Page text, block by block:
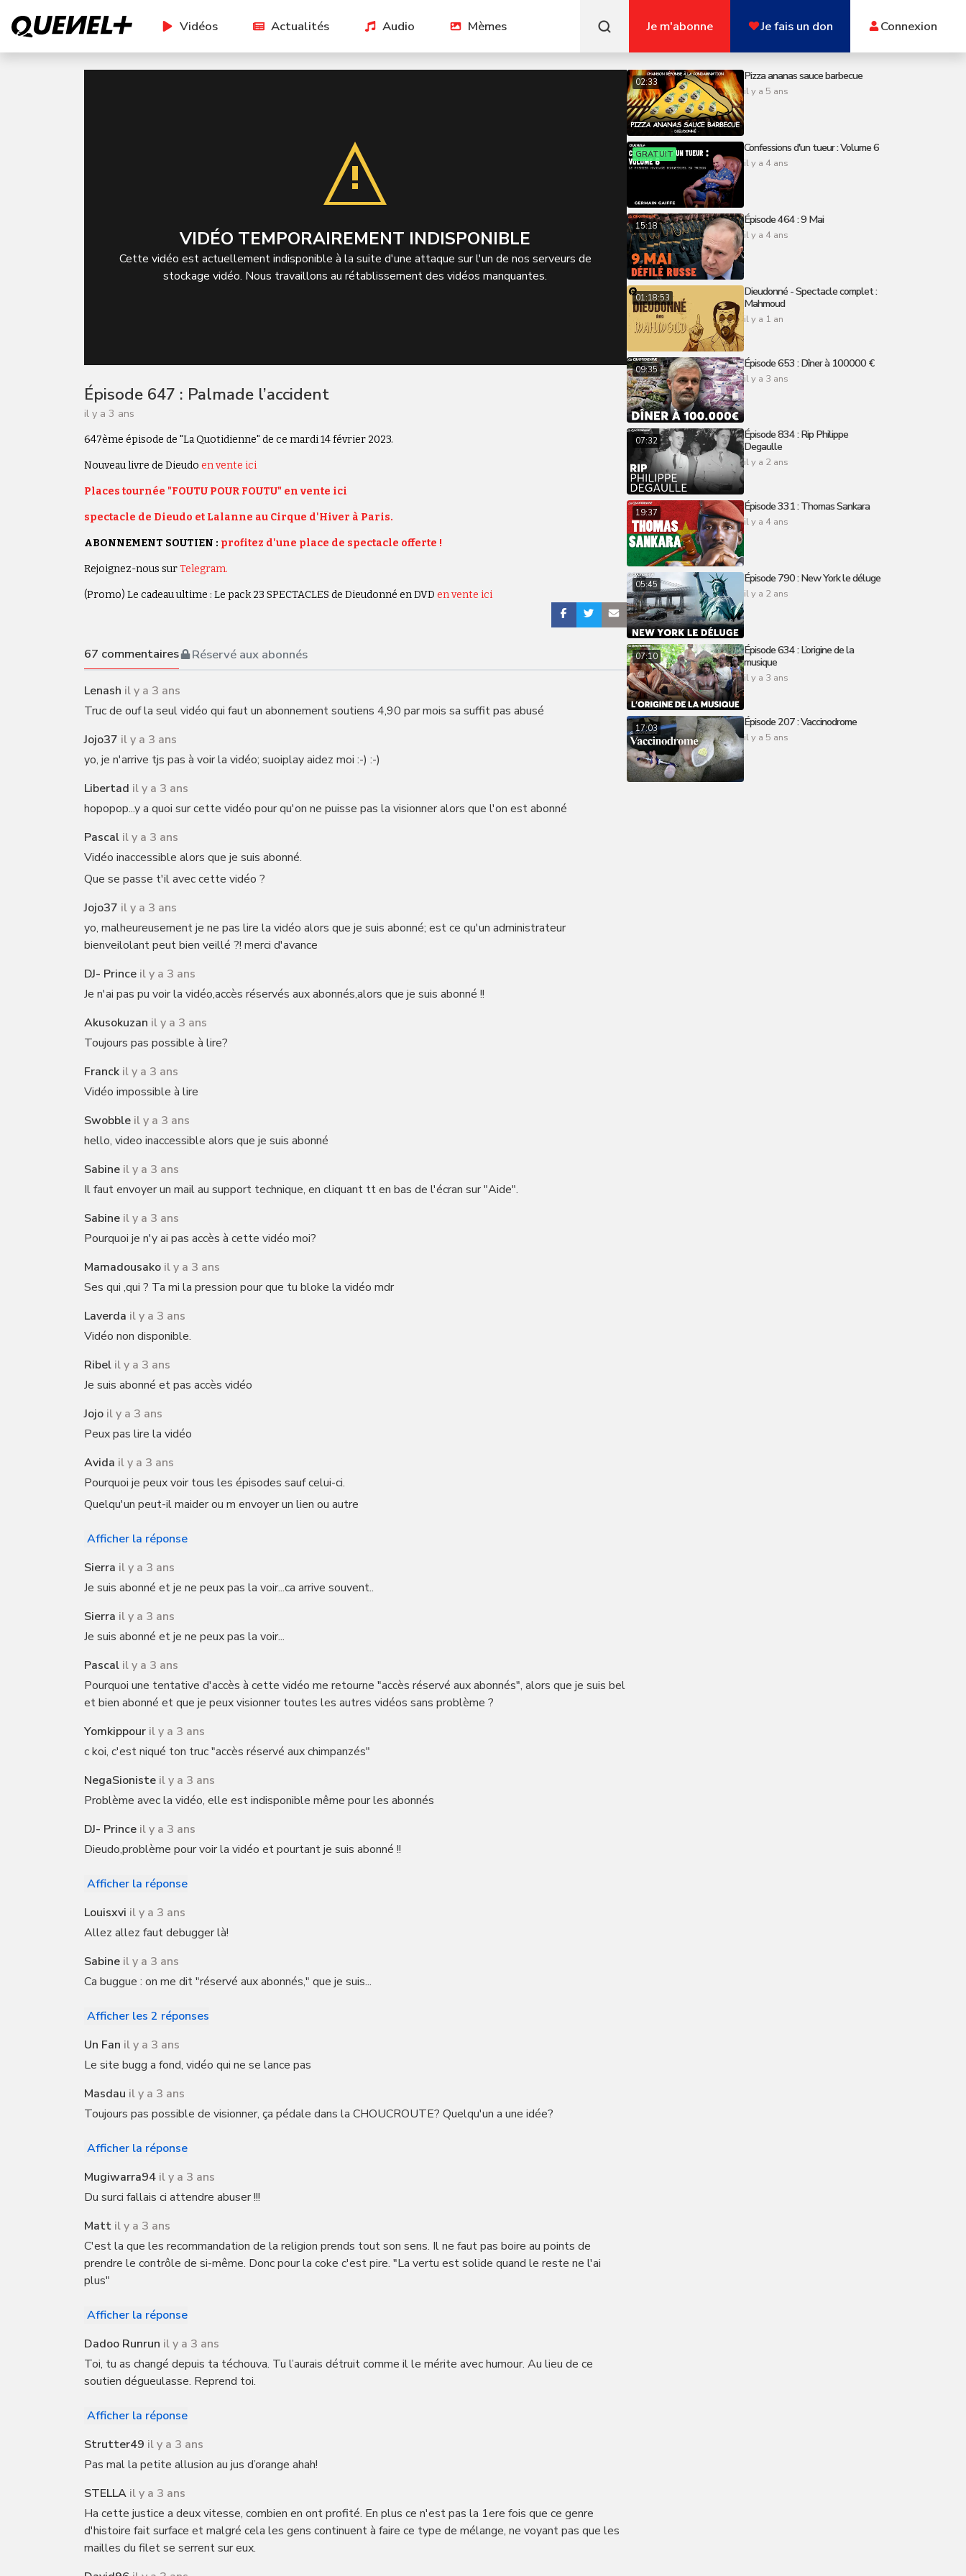
Vidéos Actualités Audio Mèmes Je m'abonne Je fais un don Connexion
VIDÉO TEMPORAIREMENT INDISPONIBLE
Cette vidéo est actuellement indisponible à la suite d'une attaque sur l'un de nos serveurs de
stockage vidéo. Nous travaillons au rétablissement des vidéos manquantes.
Épisode 647 : Palmade l’accident
il y a 3 ans
647ème épisode de "La Quotidienne" de ce mardi 14 février 2023.
Nouveau livre de Dieudo en vente ici
Places tournée "FOUTU POUR FOUTU" en vente ici
spectacle de Dieudo et Lalanne au Cirque d'Hiver à Paris.
ABONNEMENT SOUTIEN : profitez d'une place de spectacle offerte !
Rejoignez-nous surTelegram.
(Promo) Le cadeau ultime : Le pack 23 SPECTACLES de Dieudonné en DVD en vente ici
67 commentaires Réservé aux abonnés
Lenash il y a 3 ans
Truc de ouf la seul vidéo qui faut un abonnement soutiens 4,90 par mois sa suffit pas abusé
Jojo37 il y a 3 ans
yo, je n'arrive tjs pas à voir la vidéo; suoiplay aidez moi :-) :-)
Libertad il y a 3 ans
hopopop...y a quoi sur cette vidéo pour qu'on ne puisse pas la visionner alors que l'on est abonné
Pascal il y a 3 ans
Vidéo inaccessible alors que je suis abonné.
Que se passe t'il avec cette vidéo ?
Jojo37 il y a 3 ans
yo, malheureusement je ne pas lire la vidéo alors que je suis abonné; est ce qu'un administrateur
bienveilolant peut bien veillé ?! merci d'avance
DJ- Prince il y a 3 ans
Je n'ai pas pu voir la vidéo,accès réservés aux abonnés,alors que je suis abonné !!
Akusokuzan il y a 3 ans
Toujours pas possible à lire?
Franck il y a 3 ans
Vidéo impossible à lire
Swobble il y a 3 ans
hello, video inaccessible alors que je suis abonné
Sabine il y a 3 ans
Il faut envoyer un mail au support technique, en cliquant tt en bas de l'écran sur "Aide".
Sabine il y a 3 ans
Pourquoi je n'y ai pas accès à cette vidéo moi?
Mamadousako il y a 3 ans
Ses qui ,qui ? Ta mi la pression pour que tu bloke la vidéo mdr
Laverda il y a 3 ans
Vidéo non disponible.
Ribel il y a 3 ans
Je suis abonné et pas accès vidéo
Jojo il y a 3 ans
Peux pas lire la vidéo
Avida il y a 3 ans
Pourquoi je peux voir tous les épisodes sauf celui-ci.
Quelqu'un peut-il maider ou m envoyer un lien ou autre
Afficher la réponse
Sierra il y a 3 ans
Je suis abonné et je ne peux pas la voir...ca arrive souvent..
Sierra il y a 3 ans
Je suis abonné et je ne peux pas la voir...
Pascal il y a 3 ans
Pourquoi une tentative d'accès à cette vidéo me retourne "accès réservé aux abonnés", alors que je suis bel
et bien abonné et que je peux visionner toutes les autres vidéos sans problème ?
Yomkippour il y a 3 ans
c koi, c'est niqué ton truc "accès réservé aux chimpanzés"
NegaSioniste il y a 3 ans
Problème avec la vidéo, elle est indisponible même pour les abonnés
DJ- Prince il y a 3 ans
Dieudo,problème pour voir la vidéo et pourtant je suis abonné !!
Afficher la réponse
Louisxvi il y a 3 ans
Allez allez faut debugger là!
Sabine il y a 3 ans
Ca buggue : on me dit "réservé aux abonnés," que je suis...
Afficher les 2 réponses
Un Fan il y a 3 ans
Le site bugg a fond, vidéo qui ne se lance pas
Masdau il y a 3 ans
Toujours pas possible de visionner, ça pédale dans la CHOUCROUTE? Quelqu'un a une idée?
Afficher la réponse
Mugiwarra94 il y a 3 ans
Du surci fallais ci attendre abuser !!!
Matt il y a 3 ans
C'est la que les recommandation de la religion prends tout son sens. Il ne faut pas boire au points de
prendre le contrôle de si-même. Donc pour la coke c'est pire. "La vertu est solide quand le reste ne l'ai
plus"
Afficher la réponse
Dadoo Runrun il y a 3 ans
Toi, tu as changé depuis ta téchouva. Tu l’aurais détruit comme il le mérite avec humour. Au lieu de ce
soutien dégueulasse. Reprend toi.
Afficher la réponse
Strutter49 il y a 3 ans
Pas mal la petite allusion au jus d’orange ahah!
STELLA il y a 3 ans
Ha cette justice a deux vitesse, combien en ont profité. En plus ce n'est pas la 1ere fois que ce genre
d'histoire fait surface et malgré cela les gens continuent à faire ce type de mélange, ne voyant pas que les
mailles du filet se serrent sur eux.
02:33 Pizza ananas sauce barbecue
il y a 5 ans
GRATUIT Confessions d'un tueur : Volume 6
il y a 4 ans
15:18 Épisode 464 : 9 Mai
il y a 4 ans
01:18:53
Dieudonné - Spectacle complet :
Mahmoud
il y a 1 an
09:35 Épisode 653 : Dîner à 100000 €
il y a 3 ans
07:32
Épisode 834 : Rip Philippe
Degaulle
il y a 2 ans
19:37 Épisode 331 : Thomas Sankara
il y a 4 ans
05:45 Épisode 790 : New York le déluge
il y a 2 ans
07:10
Épisode 634 : L’origine de la
musique
il y a 3 ans
17:03 Épisode 207 : Vaccinodrome
il y a 5 ans